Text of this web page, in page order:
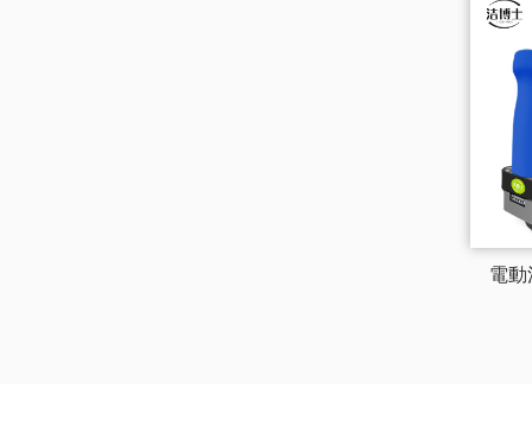
電動